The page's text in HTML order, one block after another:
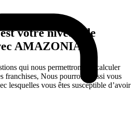
votre niveau de
AMAZONIA
qui nous permettrons de calculer
franchises, Nous pourrons aussi vous
lesquelles vous êtes susceptible d’avoir